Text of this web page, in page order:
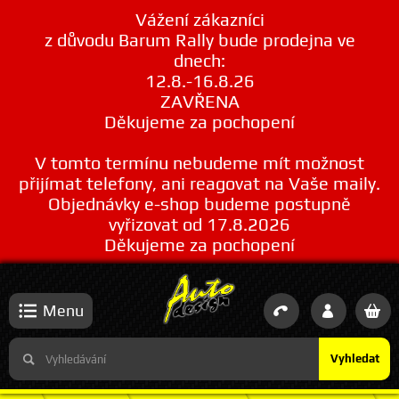
Vážení zákazníci
z důvodu Barum Rally bude prodejna ve
dnech:
12.8.-16.8.26
ZAVŘENA
Děkujeme za pochopení
V tomto termínu nebudeme mít možnost
přijímat telefony, ani reagovat na Vaše maily.
Objednávky e-shop budeme postupně
vyřizovat od 17.8.2026
Děkujeme za pochopení
Vyhledat
Menu